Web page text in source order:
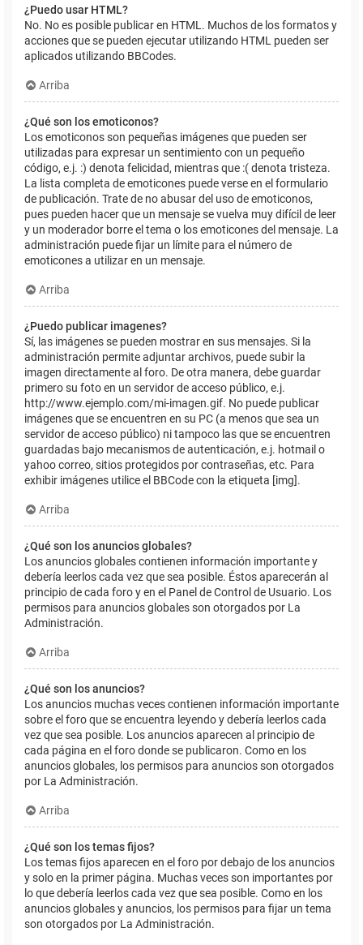
¿Puedo usar HTML?
No. No es posible publicar en HTML. Muchos de los formatos y
acciones que se pueden ejecutar utilizando HTML pueden ser
aplicados utilizando BBCodes.
Arriba
¿Qué son los emoticonos?
Los emoticonos son pequeñas imágenes que pueden ser
utilizadas para expresar un sentimiento con un pequeño
código, e.j. :) denota felicidad, mientras que :( denota tristeza.
La lista completa de emoticones puede verse en el formulario
de publicación. Trate de no abusar del uso de emoticonos,
pues pueden hacer que un mensaje se vuelva muy difícil de leer
y un moderador borre el tema o los emoticones del mensaje. La
administración puede fijar un límite para el número de
emoticones a utilizar en un mensaje.
Arriba
¿Puedo publicar imagenes?
Sí, las imágenes se pueden mostrar en sus mensajes. Si la
administración permite adjuntar archivos, puede subir la
imagen directamente al foro. De otra manera, debe guardar
primero su foto en un servidor de acceso público, e.j.
http://www.ejemplo.com/mi-imagen.gif. No puede publicar
imágenes que se encuentren en su PC (a menos que sea un
servidor de acceso público) ni tampoco las que se encuentren
guardadas bajo mecanismos de autenticación, e.j. hotmail o
yahoo correo, sitios protegidos por contraseñas, etc. Para
exhibir imágenes utilice el BBCode con la etiqueta [img].
Arriba
¿Qué son los anuncios globales?
Los anuncios globales contienen información importante y
debería leerlos cada vez que sea posible. Éstos aparecerán al
principio de cada foro y en el Panel de Control de Usuario. Los
permisos para anuncios globales son otorgados por La
Administración.
Arriba
¿Qué son los anuncios?
Los anuncios muchas veces contienen información importante
sobre el foro que se encuentra leyendo y debería leerlos cada
vez que sea posible. Los anuncios aparecen al principio de
cada página en el foro donde se publicaron. Como en los
anuncios globales, los permisos para anuncios son otorgados
por La Administración.
Arriba
¿Qué son los temas fijos?
Los temas fijos aparecen en el foro por debajo de los anuncios
y solo en la primer página. Muchas veces son importantes por
lo que debería leerlos cada vez que sea posible. Como en los
anuncios globales y anuncios, los permisos para fijar un tema
son otorgados por La Administración.